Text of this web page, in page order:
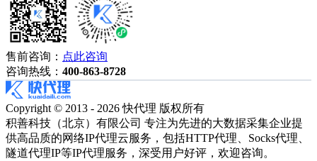
售前咨询： 点此咨询
咨询热线： 400-863-8728
Copyright © 2013 - 2026 快代理 版权所有
积善科技（北京）有限公司 专注为先进的大数据采集企业提
供高品质的网络IP代理云服务，包括HTTP代理、Socks代理、
隧道代理IP等IP代理服务，深受用户好评，欢迎咨询。